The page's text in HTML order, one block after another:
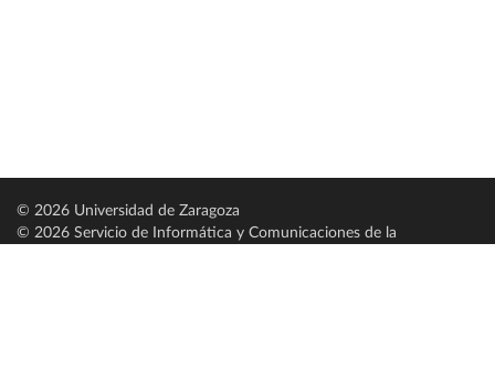
© 2026 Universidad de Zaragoza
© 2026 Servicio de Informática y Comunicaciones de la